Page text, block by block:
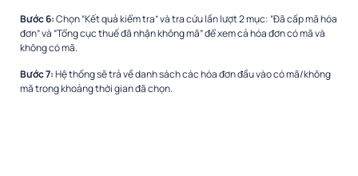
Bước 6:Chọn “Kết quả kiểm tra” và tra cứu lần lượt 2 mục: “Đã cấp mã hóa
đơn” và “Tổng cục thuế đã nhận không mã” để xem cả hóa đơn có mã và
không có mã.
Bước 7:Hệ thống sẽ trả về danh sách các hóa đơn đầu vào có mã/không
mã trong khoảng thời gian đã chọn.